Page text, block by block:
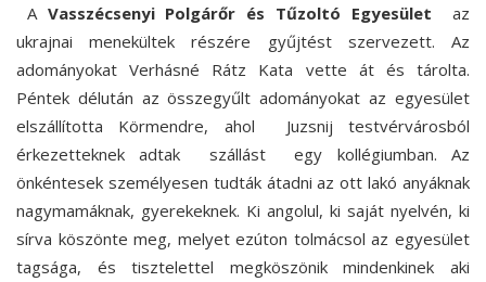
A Vasszécsenyi Polgárőr és Tűzoltó Egyesület az
ukrajnai menekültek részére gyűjtést szervezett. Az
adományokat Verhásné Rátz Kata vette át és tárolta.
Péntek délután az összegyűlt adományokat az egyesület
elszállította Körmendre, ahol Juzsnij testvérvárosból
érkezetteknek adtak szállást egy kollégiumban. Az
önkéntesek személyesen tudták átadni az ott lakó anyáknak
nagymamáknak, gyerekeknek. Ki angolul, ki saját nyelvén, ki
sírva köszönte meg, melyet ezúton tolmácsol az egyesület
tagsága, és tisztelettel megköszönik mindenkinek aki